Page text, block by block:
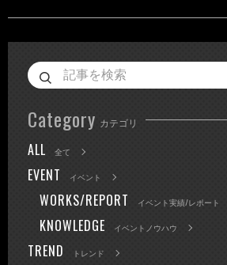
Category カテゴリ
ALL 全て
EVENT イベント
WORKS/REPORT イベント実績/レポート
KNOWLEDGE イベントノウハウ
TREND トレンド